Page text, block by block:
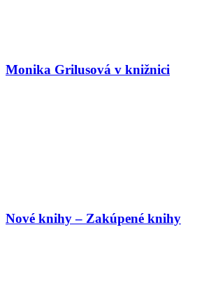
Monika Grilusová v knižnici
Nové knihy – Zakúpené knihy